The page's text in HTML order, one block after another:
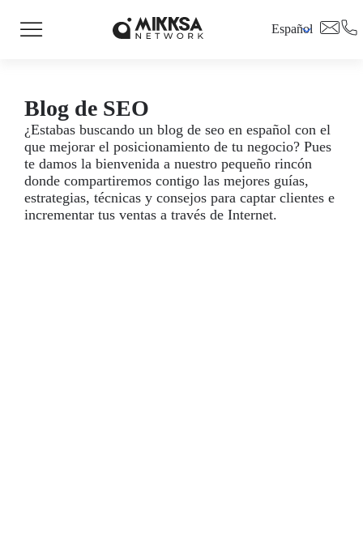
Español
Blog de SEO
¿Estabas buscando un blog de seo en español con el
que mejorar el posicionamiento de tu negocio? Pues
te damos la bienvenida a nuestro pequeño rincón
donde compartiremos contigo las mejores guías,
estrategias, técnicas y consejos para captar clientes e
incrementar tus ventas a través de Internet.